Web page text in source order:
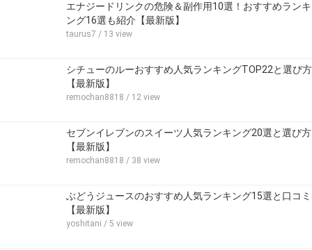
エナジードリンクの危険＆副作用10選！おすすめランキ
ング16選も紹介【最新版】
taurus7 / 13 view
シチューのルーおすすめ人気ランキングTOP22と選び方
【最新版】
remochan8818 / 12 view
セブンイレブンのスイーツ人気ランキング20選と選び方
【最新版】
remochan8818 / 38 view
ぶどうジュースのおすすめ人気ランキング15選と口コミ
【最新版】
yoshitani / 5 view